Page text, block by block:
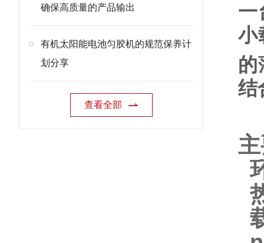
确保高质量的产品输出
有机太阳能电池匀胶机的规范保养计
划分享
查看全部
一
小
的
结